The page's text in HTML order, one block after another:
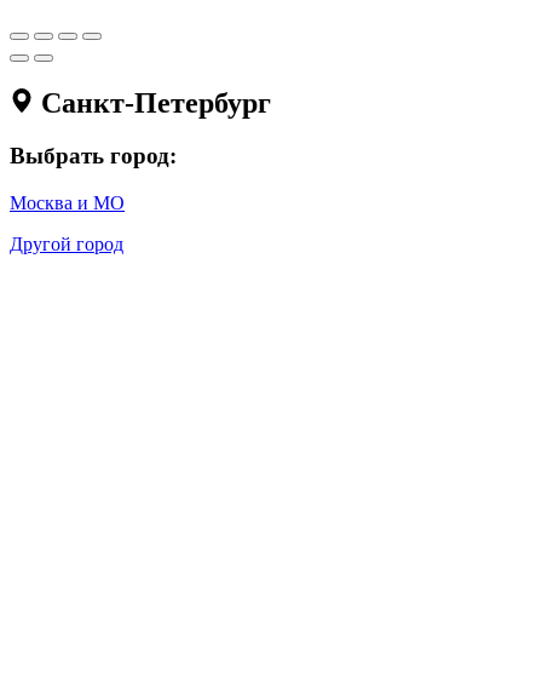
Санкт-Петербург
Выбрать город:
Москва и МО
Другой город